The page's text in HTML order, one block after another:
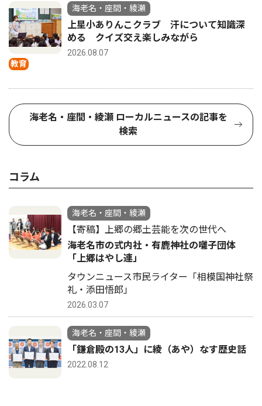
教育
海老名・座間・綾瀬
上星小ありんこクラブ 汗について知識深
める クイズ交え楽しみながら
2026.08.07
海老名・座間・綾瀬 ローカルニュースの記事を
検索
コラム
海老名・座間・綾瀬
【寄稿】上郷の郷土芸能を次の世代へ
海老名市の式内社・有鹿神社の囃子団体
「上郷はやし連」
タウンニュース市民ライター「相模国神社祭
礼・添田悟郎」
2026.03.07
海老名・座間・綾瀬
「鎌倉殿の13人」に綾（あや）なす歴史話
2022.08.12